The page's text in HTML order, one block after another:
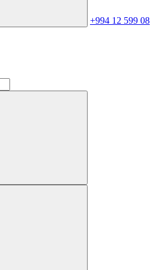
+994 12 599 08